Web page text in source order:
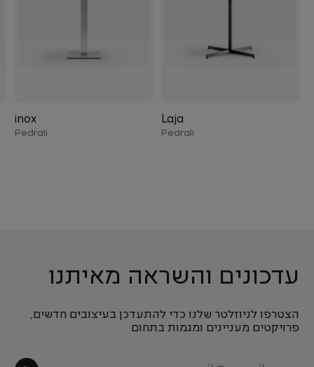
Laja
Pedrali
inox
Pedrali
עדכונים והשראה מאיתנו
הצטרפו לניוזלטר שלנו כדי להתעדכן בעיצובים חדשים,
פרויקטים מעניינים ומגמות בתחום